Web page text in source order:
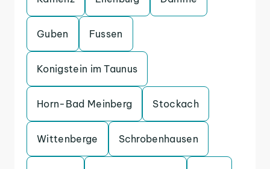
Guben Fussen
Konigstein im Taunus
Horn-Bad Meinberg Stockach
Wittenberge Schrobenhausen